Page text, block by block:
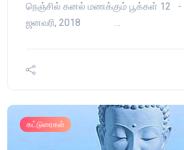
நெஞ்சில் கனல் மணக்கும் பூக்கள் 12 -
ஜனவரி, 2018 …
கட்டுரைகள்